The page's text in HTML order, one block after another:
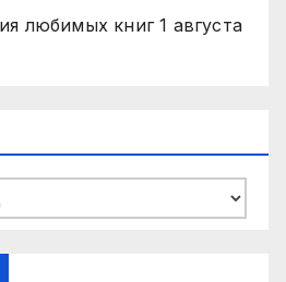
любимых книг 1 августа